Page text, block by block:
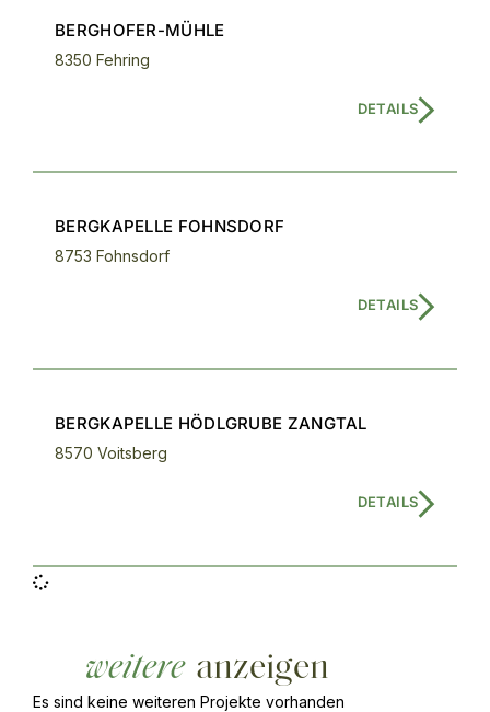
BERGHOFER-MÜHLE
8350 Fehring
DETAILS
BERGKAPELLE FOHNSDORF
8753 Fohnsdorf
DETAILS
BERGKAPELLE HÖDLGRUBE ZANGTAL
8570 Voitsberg
DETAILS
weitere anzeigen
Es sind keine weiteren Projekte vorhanden